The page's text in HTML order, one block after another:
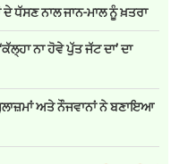
ਧੱਸਣ ਨਾਲ ਜਾਨ-ਮਾਲ ਨੂੰ ਖ਼ਤਰਾ
ਨਾ ਹੋਵੇ ਪੁੱਤ ਜੱਟ ਦਾ’ ਦਾ
ਅਤੇ ਨੌਜਵਾਨਾਂ ਨੇ ਬਣਾਇਆ